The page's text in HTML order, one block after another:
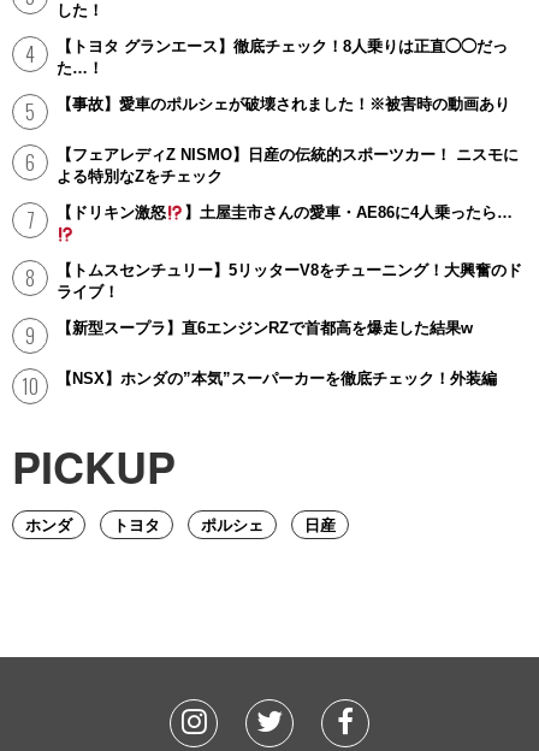
した！
【トヨタ グランエース】徹底チェック！8人乗りは正直◯◯だっ
た…！
【事故】愛車のポルシェが破壊されました！※被害時の動画あり
【フェアレディZ NISMO】日産の伝統的スポーツカー！ ニスモに
よる特別なZをチェック
【ドリキン激怒
】土屋圭市さんの愛車・AE86に4人乗ったら…
【トムスセンチュリー】5リッターV8をチューニング！大興奮のド
ライブ！
【新型スープラ】直6エンジンRZで首都高を爆走した結果w
【NSX】ホンダの”本気”スーパーカーを徹底チェック！外装編
PICKUP
ホンダ トヨタ ポルシェ 日産